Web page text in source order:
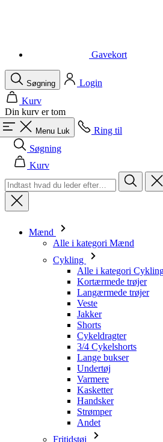
Din kurv er tom
Menu Luk
Ring til
Kurv
Mænd
Alle i kategori Mænd
Langærmede trøjer
Veste
Jakker
Shorts
Cykeldragter
3/4 Cykelshorts
Lange bukser
Undertøj
Varmere
Kasketter
Handsker
Strømper
Andet
Fritidstøj
Alle i kategori Fritidstøj
T-shirts
Sweatshirt
Kasketter